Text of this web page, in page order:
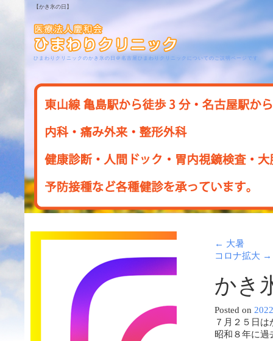
【かき氷の日】
ひまわりクリニックのかき氷の日＠名古屋ひまわりクリニックについてのご説明ページです
← 大暑
コロナ拡大 →
かき
Posted on
７月２５日
昭和８年に過